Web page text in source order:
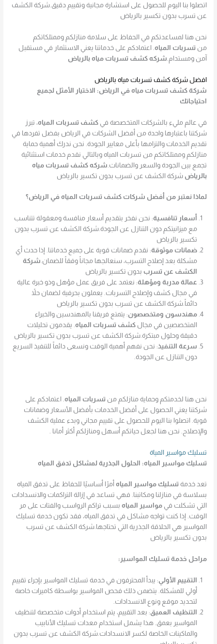
اتصلوا بنا اليوم للحصول على استشارة مجانية وتقييم دقيق.شركة الكشف
عن تسرب بدون تكسير بالرياض
نحن هنا لمساعدتكم في الحفاظ على سلامة منازلكم وممتلكاتكم
منتسربات المياه . اعتمادكم على خدماتنا يعني الاستثمار في مستقبل
آمن ومستدام. شركه كشف تسربات مياه بالرياض
افضل شركة كشف تسربات مياه بالرياض
شركة كشف تسربات مياه في الرياض: الاختيار الأمثل لجميع
احتياجاتك
في عالم مليء بالشركات المتخصصة فيكشف تسربات المياه، تبرز
شركتنا باعتبارها واحدة من أفضل الشركات في الرياض بفضل تفردها في
تقديم الخدمات والتزامها بأعلى معايير الجودة. نحن ندرك أهمية حماية
منازلكم وممتلكاتكم من تسربات المياه وبالتالي نقدم خدمات استثنائية
تجمع بين الجودة والسعر والضمانات. شركه كشف تسربات مياه
بالرياض شركة الكشف عن تسرب بدون تكسير بالرياض
لماذا نعتبر من أفضل شركات كشف تسربات المياه في الرياض؟
أسعار تنافسية: نحن نفخر بتقديم أسعار منافسة ومعقولة تتناسب
مع ميزانيتكم دون التنازل عن الجودة.شركة الكشف عن تسرب بدون
تكسير بالرياض
ضمانات موثوقة: نقدم ضمانات قوية على جميع خدماتنا. إذا حدث أي
مشكلة بعد إصلاح التسرب، سنعالجها مجاناً وفقاً للضمان.شركة
الكشف عن تسرب بدون تكسير بالرياض
عمالة مدربة ومؤهلة: نعتمد على فريق عمل مؤهل وذو خبرة عالية
في مجال كشف وإصلاح التسربات. يعملون بحرفية لضمان حلاً
دائماً.شركة الكشف عن تسرب بدون تكسير بالرياض
مهندسون ومتخصصون: يتمتع فريقنا بالمهندسين والخبراء
المتخصصين في مجالكشف تسربات المياه. يقدمون تحليلات
دقيقة وحلول مبتكرة.شركة الكشف عن تسرب بدون تكسير بالرياض
سرعة التنفيذ: نحن نفهم أهمية الوقت ونسعى دائماً للتنفيذ السريع
دون التنازل عن الجودة.
نحن هنا لخدمتكم وحماية منازلكم منتسربات المياه . اعتمادكم على
شركتنا يعني الحصول على أفضل الخدمات بأفضل الأسعار وضمانات
قوية. اتصلوا بنا اليوم للحصول على تقييم مجاني وبدء عملية الكشف
والإصلاح. نحن هنا لجعل حياتكم أسهل ومنازلكم أكثر أمانا .
تسليك مواسير المياة
تسليك مواسير المياه: الحلول الجذرية لمشاكل تدفق المياه
تعد خدمةتسليك مواسير المياه أمرًا أساسيًا للحفاظ على تدفق المياه
بسلاسة في منازلنا ومكاتبنا. فهي تساعد في إزالة التراكمات والانسدادات
التي تشكلت فيمواسير المياه بسبب تراكم الرواسب والفتات على مر
الوقت. إذا كنت تواجه مشاكل في تدفق المياه، فقد تكون خدمة تسليك
المواسير هي الحلاقة الجذرية التي تحتاجها.شركة الكشف عن تسرب
بدون تكسير بالرياض
مراحل خدمة تسليك المواسير:
التقييم الأولي: يبدأ المحترفون في خدمة تسليك المواسير بإجراء تقييم
أولي للمشكلة. يتضمن ذلك فحص المواسير بواسطة كاميرات خاصة
لتحديد موقع ونوع الانسدادات.
التنظيف العميق: بعد التقييم، يتم استخدام أدوات متخصصة لتنظيف
المواسير بعمق. هذا يشمل استخدام معدات تسليك الأنابيب
والماكينات الخاصة لكسر الانسدادات.شركة الكشف عن تسرب بدون